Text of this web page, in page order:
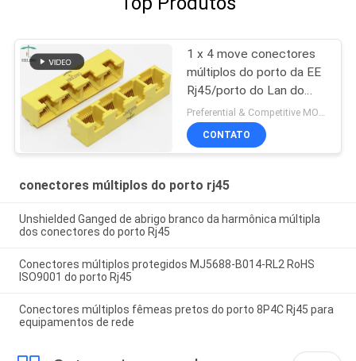
1 x 4 move conectores
múltiplos do porto da EE
Rj45/porto do Lan do
plug and play RJ45
Bticino ângulo direito
Preferential & Competitive MOQ:2000
CONTATO
conectores múltiplos do porto rj45
Unshielded Ganged de abrigo branco da harmônica múltipla
dos conectores do porto Rj45
Conectores múltiplos protegidos MJ5688-B014-RL2 RoHS
ISO9001 do porto Rj45
Conectores múltiplos fêmeas pretos do porto 8P4C Rj45 para
equipamentos de rede